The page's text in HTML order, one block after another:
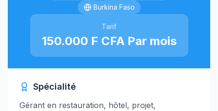
Burkina Faso
Tarif
150.000 F CFA Par mois
Spécialité
Gérant en restauration, hôtel, projet,